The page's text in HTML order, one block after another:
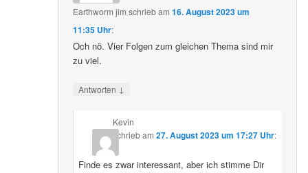
Earthworm jim schriebam16. August 2023 um
11:35 Uhr:
Och nö. Vier Folgen zum gleichen Thema sind mir
zu viel.
Antworten ↓
Kevin
schriebam 27. August 2023 um 17:27 Uhr:
Finde es zwar interessant, aber ich stimme Dir